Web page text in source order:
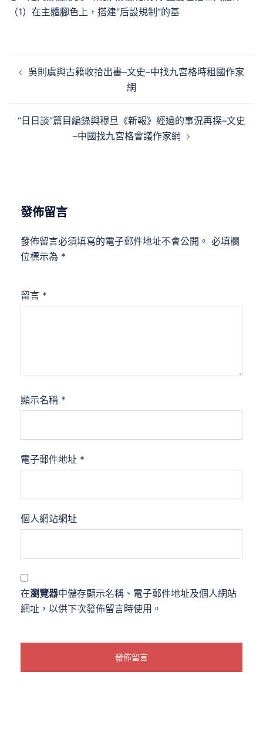
（1）在主體腳色上，搭建“后設規制”的基
章 吳則虞與古籍收拾出書–文史–中找九宮格時租國作家
網
“日日談”篇目編錄與穆旦《新報》經過的事況再探–文史
–中國找九宮格會議作家網
發佈留言
發佈留言必須填寫的電子郵件地址不會公開。 必填欄
位標示為 *
留言 *
顯示名稱 *
電子郵件地址 *
個人網站網址
在瀏覽器中儲存顯示名稱、電子郵件地址及個人網站
網址，以供下次發佈留言時使用。